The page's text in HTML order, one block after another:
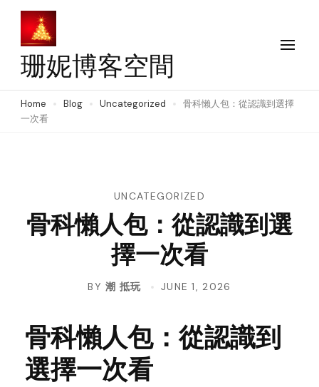
Skip
content
(Press
Enter)
珊妮博客空間
Home Blog Uncategorized
骨科懶人包：從認識到選擇
一次看
UNCATEGORIZED
骨科懶人包：從認識到選
擇一次看
BY潮 抵玩 JUNE 1, 2026
骨科懶人包：從認識到
選擇一次看